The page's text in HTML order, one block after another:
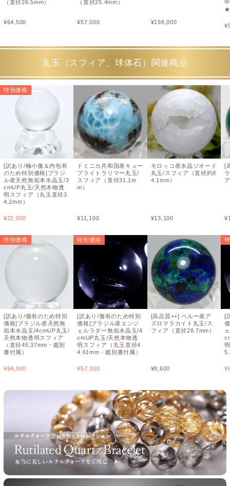
（直径26.5mm）
¥64,500
（直径25.4mm）
¥57,000 ¥198,000
★
¥
丸玉（スフィア、球体石）関連商品
特別価格
[訳あり/極小傷＆内包有
のため特別価格]ブラジ
ル産天然無垢本水晶玉/3
cmUP丸玉/天然本物透
明スフィア（丸玉直径3
4.2mm）
¥22,000
特別価格
[訳あり/傷有のため特別
価格]ブラジル産天然無
垢本水晶玉/4cmUP丸玉/
天然本物透明スフィア
（直径45.37mm・鑑別
書付属）
¥64,900
ドミニカ共和国産キュー
プライトラリマー丸玉/
スフィア（直径31.1m
m）
¥11,100
特別価格
[訳あり/傷有のため特別
価格]ブラジル産エンジ
ェルラダー無垢水晶玉/4
cmUP丸玉/天然本物透
明スフィア（丸玉直径4
4.61mm・鑑別書付属）
¥57,300
モロッコ産水晶ジオード
丸玉/スフィア（直径約8
4.1mm）
¥13,100
[高品質++] ペルー産ア
ズロマラカイト丸玉/ス
フィア（直径28.7mm）
¥8,600
[
¥
[
¥